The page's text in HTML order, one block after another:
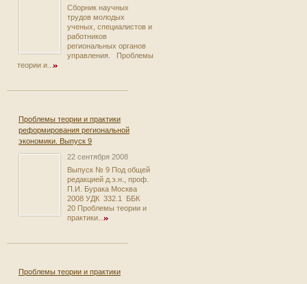
Сборник научных
трудов молодых
ученых, специалистов и
работников
региональных органов
управления. Проблемы
теории и...
Проблемы теории и практики
реформирования региональной
экономики. Выпуск 9
22 сентября 2008
Выпуск № 9 Под общей
редакцией д.э.н., проф.
П.И. Бурака Москва
2008 УДК 332.1 ББК
20 Проблемы теории и
практики...
Проблемы теории и практики